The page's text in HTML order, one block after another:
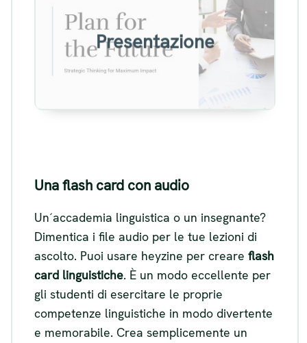
Presentazione
Esempio di presentazione
parlata
Visualizza
Una flash card con audio
Un´accademia linguistica o un insegnante?
Dimentica i file audio per le tue lezioni di
ascolto. Puoi usare heyzine per creare flash
card linguistiche. È un modo eccellente per
gli studenti di esercitare le proprie
competenze linguistiche in modo divertente
e memorabile. Crea semplicemente un